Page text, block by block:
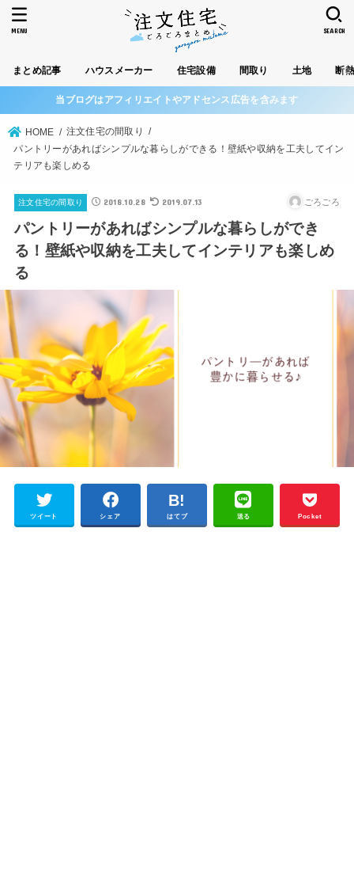
まとめ記事 ハウスメーカー 住宅設備 間取り 土地 断
SEARCH
MENU
当ブログはアフィリエイトやアドセンス広告を含みます
HOME
注文住宅の間取り
パントリーがあればシンプルな暮らしができる！壁紙や収納を工夫してイン
テリアも楽しめる
注文住宅の間取り 2018.10.28 2019.07.13 ごろごろ
パントリーがあればシンプルな暮らしができ
る！壁紙や収納を工夫してインテリアも楽しめ
る
ツイート シェア はてブ 送る Pocket